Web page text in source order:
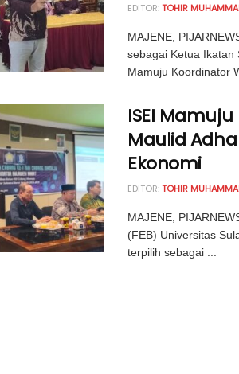
EDITOR:TOHIR
MAJENE,
sebagai Ketua Ikatan
Mamuju Koordinator
ISEI
Maulid
Ekonomi
EDITOR:TOHIR
MAJENE,
(FEB) Universitas
terpilih sebagai ...